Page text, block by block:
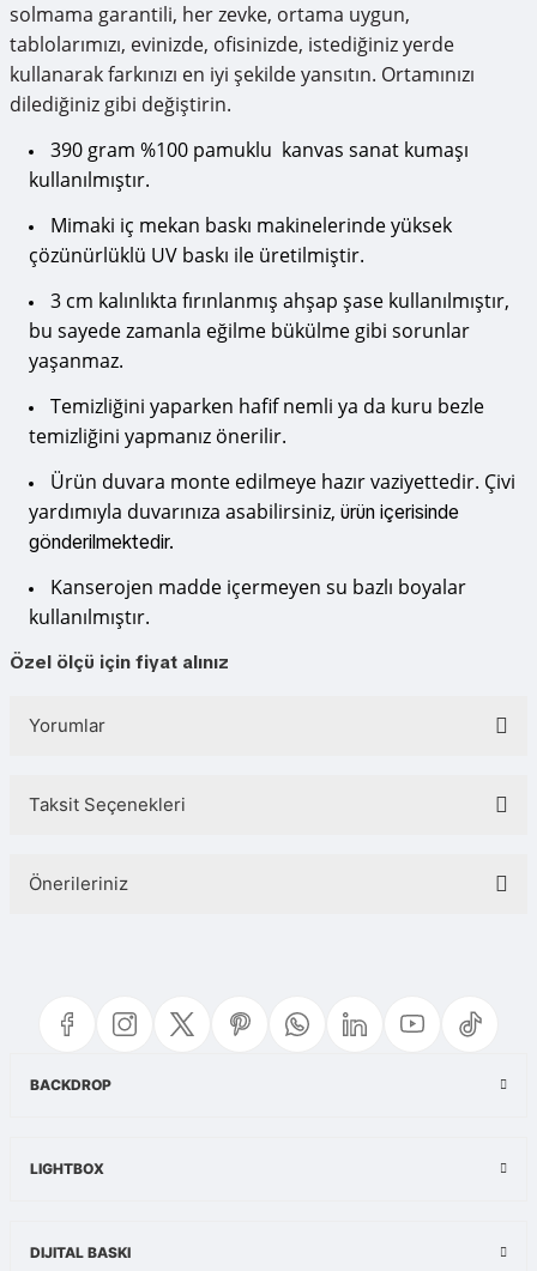
solmama garantili, her zevke, ortama uygun,
tablolarımızı, evinizde, ofisinizde, istediğiniz yerde
kullanarak farkınızı en iyi şekilde yansıtın. Ortamınızı
dilediğiniz gibi değiştirin.
390 gram %100 pamuklu kanvas sanat kumaşı
kullanılmıştır.
Mimaki iç mekan baskı makinelerinde yüksek
çözünürlüklü UV baskı ile üretilmiştir.
3 cm kalınlıkta fırınlanmış ahşap şase kullanılmıştır,
bu sayede zamanla eğilme bükülme gibi sorunlar
yaşanmaz.
Temizliğini yaparken hafif nemli ya da kuru bezle
temizliğini yapmanız önerilir.
Ürün duvara monte edilmeye hazır vaziyettedir. Çivi
yardımıyla duvarınıza asabilirsiniz, ürün içerisinde
gönderilmektedir.
Kanserojen madde içermeyen su bazlı boyalar
kullanılmıştır.
Özel ölçü için fiyat alınız
Yorumlar
Taksit Seçenekleri
Önerileriniz
Görüş ve önerileriniz için teşekkür ederiz.
Ürün resmi kalitesiz, bozuk veya görüntülenemiyor.
BACKDROP
LIGHTBOX
DIJITAL BASKI